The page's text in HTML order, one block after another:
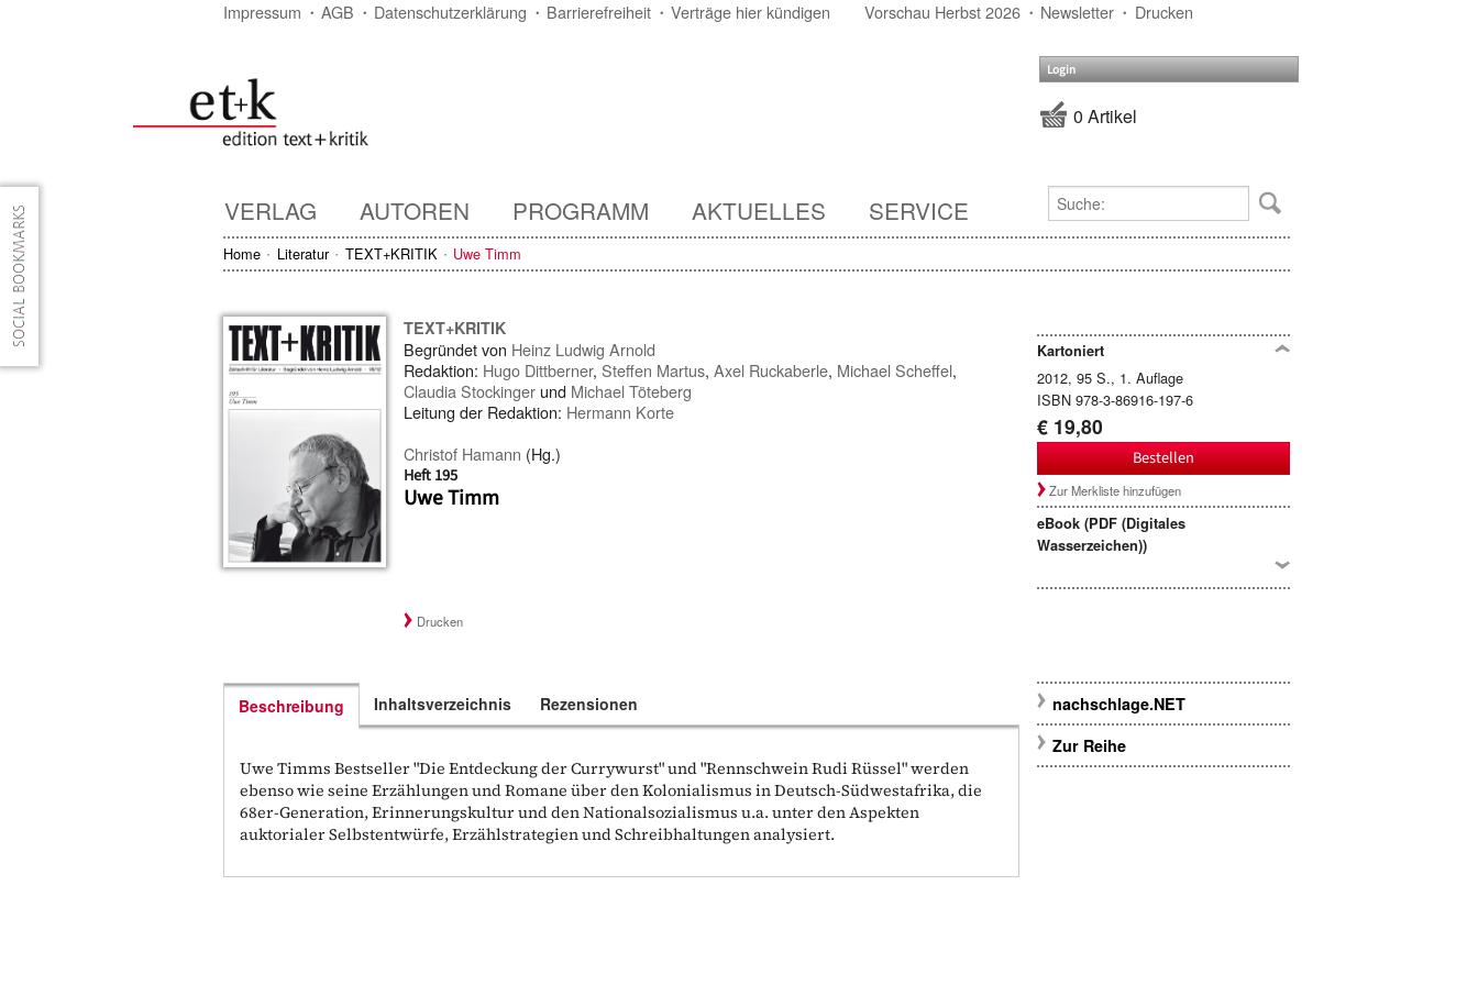
Impressum AGB Datenschutzerklärung Barrierefreiheit Verträge hier kündigen Vorschau Herbst 2026 Newsletter Drucken
Login
0 Artikel
VERLAG AUTOREN PROGRAMM AKTUELLES SERVICE
Home Literatur TEXT+KRITIK Uwe Timm
TEXT+KRITIK
Begründet von Heinz Ludwig Arnold
Redaktion: Hugo Dittberner,Steffen Martus,Axel Ruckaberle, Michael Scheffel,
Claudia Stockinger und Michael Töteberg
Leitung der Redaktion: Hermann Korte
Christof Hamann (Hg.)
Heft 195
Uwe Timm
Kartoniert
2012, 95 S., 1. Auflage
ISBN 978-3-86916-197-6
€ 19,80
Bestellen
Zur Merkliste hinzufügen
eBook (PDF (Digitales
Wasserzeichen))
Drucken
Beschreibung
Uwe Timms Bestseller "Die Entdeckung der Currywurst" und "Rennschwein Rudi Rüssel" werden
ebenso wie seine Erzählungen und Romane über den Kolonialismus in Deutsch-Südwestafrika, die
68er-Generation, Erinnerungskultur und den Nationalsozialismus u.a. unter den Aspekten
auktorialer Selbstentwürfe, Erzählstrategien und Schreibhaltungen analysiert.
Inhaltsverzeichnis Rezensionen
nachschlage.NET
Zur Reihe